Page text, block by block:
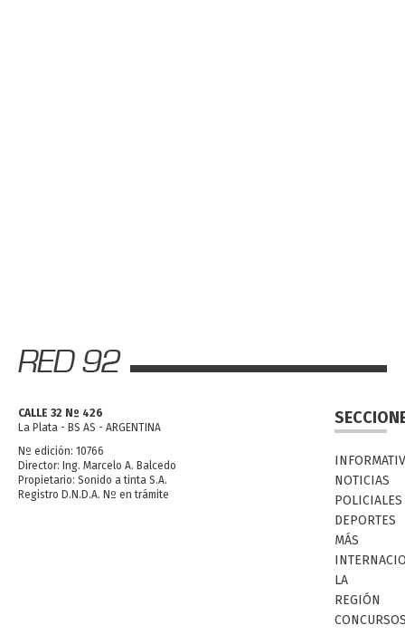
CALLE 32 Nº 426
La Plata - BS AS - ARGENTINA
Nº edición: 10766
Director: Ing. Marcelo A. Balcedo
Propietario: Sonido a tinta S.A.
Registro D.N.D.A. Nº en trámite
NOTICIAS
POLICIALES
DEPORTES
MÁS
LA
REGIÓN